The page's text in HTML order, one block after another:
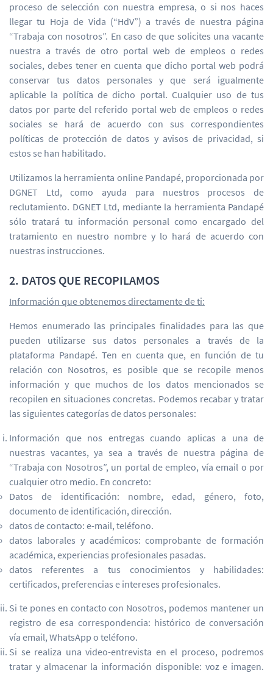
proceso de selección con nuestra empresa, o si nos haces
llegar tu Hoja de Vida (“HdV”) a través de nuestra página
“Trabaja con nosotros”. En caso de que solicites una vacante
nuestra a través de otro portal web de empleos o redes
sociales, debes tener en cuenta que dicho portal web podrá
conservar tus datos personales y que será igualmente
aplicable la política de dicho portal. Cualquier uso de tus
datos por parte del referido portal web de empleos o redes
sociales se hará de acuerdo con sus correspondientes
políticas de protección de datos y avisos de privacidad, si
estos se han habilitado.
Utilizamos la herramienta online Pandapé, proporcionada por
DGNET Ltd, como ayuda para nuestros procesos de
reclutamiento. DGNET Ltd, mediante la herramienta Pandapé
sólo tratará tu información personal como encargado del
tratamiento en nuestro nombre y lo hará de acuerdo con
nuestras instrucciones.
2. DATOS QUE RECOPILAMOS
Información que obtenemos directamente de ti:
Hemos enumerado las principales finalidades para las que
pueden utilizarse sus datos personales a través de la
plataforma Pandapé. Ten en cuenta que, en función de tu
relación con Nosotros, es posible que se recopile menos
información y que muchos de los datos mencionados se
recopilen en situaciones concretas. Podemos recabar y tratar
las siguientes categorías de datos personales:
Información que nos entregas cuando aplicas a una de
nuestras vacantes, ya sea a través de nuestra página de
“Trabaja con Nosotros”, un portal de empleo, vía email o por
cualquier otro medio. En concreto:
Datos de identificación: nombre, edad, género, foto,
documento de identificación, dirección.
datos de contacto: e-mail, teléfono.
datos laborales y académicos: comprobante de formación
académica, experiencias profesionales pasadas.
datos referentes a tus conocimientos y habilidades:
certificados, preferencias e intereses profesionales.
Si te pones en contacto con Nosotros, podemos mantener un
registro de esa correspondencia: histórico de conversación
vía email, WhatsApp o teléfono.
Si se realiza una video-entrevista en el proceso, podremos
tratar y almacenar la información disponible: voz e imagen.